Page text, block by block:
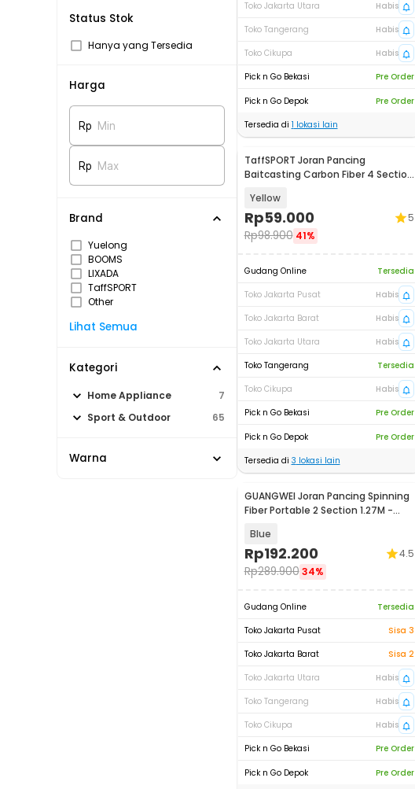
Status Stok
Hanya yang Tersedia
Harga
Rp Min
Rp Max
Brand
Yuelong
BOOMS
LIXADA
TaffSPORT
Other
Lihat Semua
Kategori
Home Appliance
7
Sport & Outdoor
65
Warna
Toko Jakarta Utara
Habis
Toko Tangerang
Habis
Toko Cikupa
Habis
Pick n Go Bekasi
Pre Order
Pick n Go Depok
Pre Order
Tersedia di 1 lokasi lain
TaffSPORT Joran Pancing
Baitcasting Carbon Fiber 4 Section
Yellow
Rp59.000
Rp98.900 41%
5
Gudang Online
Tersedia
Toko Jakarta Pusat
Habis
Toko Jakarta Barat
Habis
Toko Jakarta Utara
Habis
Toko Tangerang
Tersedia
Toko Cikupa
Habis
Pick n Go Bekasi
Pre Order
Pick n Go Depok
Pre Order
Tersedia di 3 lokasi lain
GUANGWEI Joran Pancing Spinning
Fiber Portable 2 Section 1.27M -
Blue
Rp192.200
Rp289.900 34%
4.5
Gudang Online
Tersedia
Toko Jakarta Pusat
Sisa 3
Toko Jakarta Barat
Sisa 2
Toko Jakarta Utara
Habis
Toko Tangerang
Habis
Toko Cikupa
Habis
Pick n Go Bekasi
Pre Order
Pick n Go Depok
Pre Order